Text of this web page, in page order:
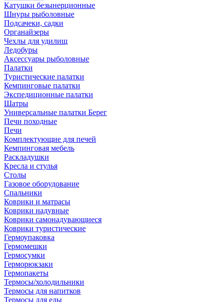
Катушки безынерционные
Шнуры рыболовные
Подсачеки, садки
Органайзеры
Чехлы для удилищ
Ледобуры
Аксессуары рыболовные
Палатки
Туристические палатки
Кемпинговые палатки
Экспедиционные палатки
Шатры
Универсальные палатки Берег
Печи походные
Печи
Комплектующие для печей
Кемпинговая мебель
Раскладушки
Кресла и стулья
Столы
Газовое оборудование
Спальники
Коврики и матрасы
Коврики надувные
Коврики самонадувающиеся
Коврики туристические
Гермоупаковка
Гермомешки
Гермосумки
Герморюкзаки
Гермопакеты
Термосы/холодильники
Термосы для напитков
Термосы для еды